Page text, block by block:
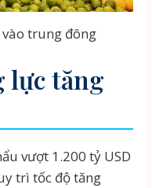
trung đông
lực tăng
vượt 1.200 tỷ USD
trì tốc độ tăng